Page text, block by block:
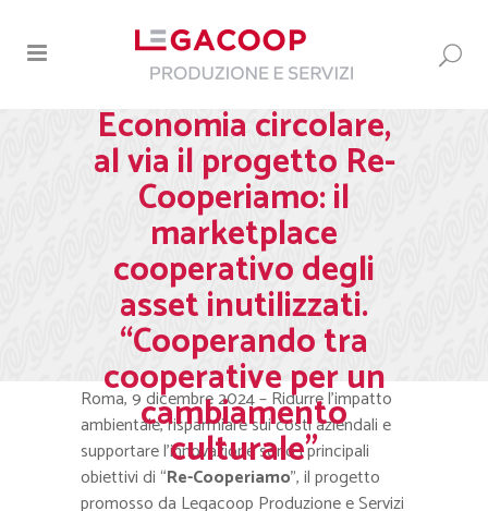
Economia circolare,
al via il progetto Re-
Cooperiamo: il
marketplace
cooperativo degli
asset inutilizzati.
“Cooperando tra
cooperative per un
cambiamento
culturale”
Roma, 9 dicembre 2024 – Ridurre l’impatto
ambientale, risparmiare sui costi aziendali e
supportare l’innovazione sono i principali
obiettivi di “Re-Cooperiamo”, il progetto
promosso da Legacoop Produzione e Servizi